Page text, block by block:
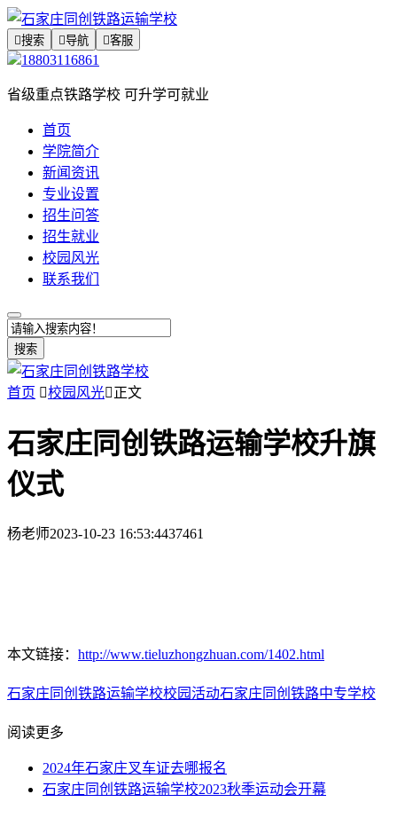
搜索 导航 客服
18803116861
省级重点铁路学校 可升学可就业
首页
学院简介
新闻资讯
专业设置
招生问答
招生就业
校园风光
联系我们
搜索
首页 校园风光正文
石家庄同创铁路运输学校升旗
仪式
杨老师2023-10-23 16:53:4437461
本文链接： http://www.tieluzhongzhuan.com/1402.html
石家庄同创铁路运输学校校园活动石家庄同创铁路中专学校
阅读更多
2024年石家庄叉车证去哪报名
石家庄同创铁路运输学校2023秋季运动会开幕